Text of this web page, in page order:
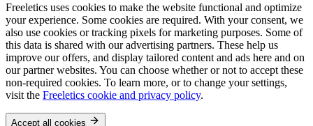
Freeletics uses cookies to make the website functional and optimize
your experience. Some cookies are required. With your consent, we
also use cookies or tracking pixels for marketing purposes. Some of
this data is shared with our advertising partners. These help us
improve our offers, and display tailored content and ads here and on
our partner websites. You can choose whether or not to accept these
non-required cookies. To learn more, or to change your settings,
visit the Freeletics cookie and privacy policy.
Accept all cookies